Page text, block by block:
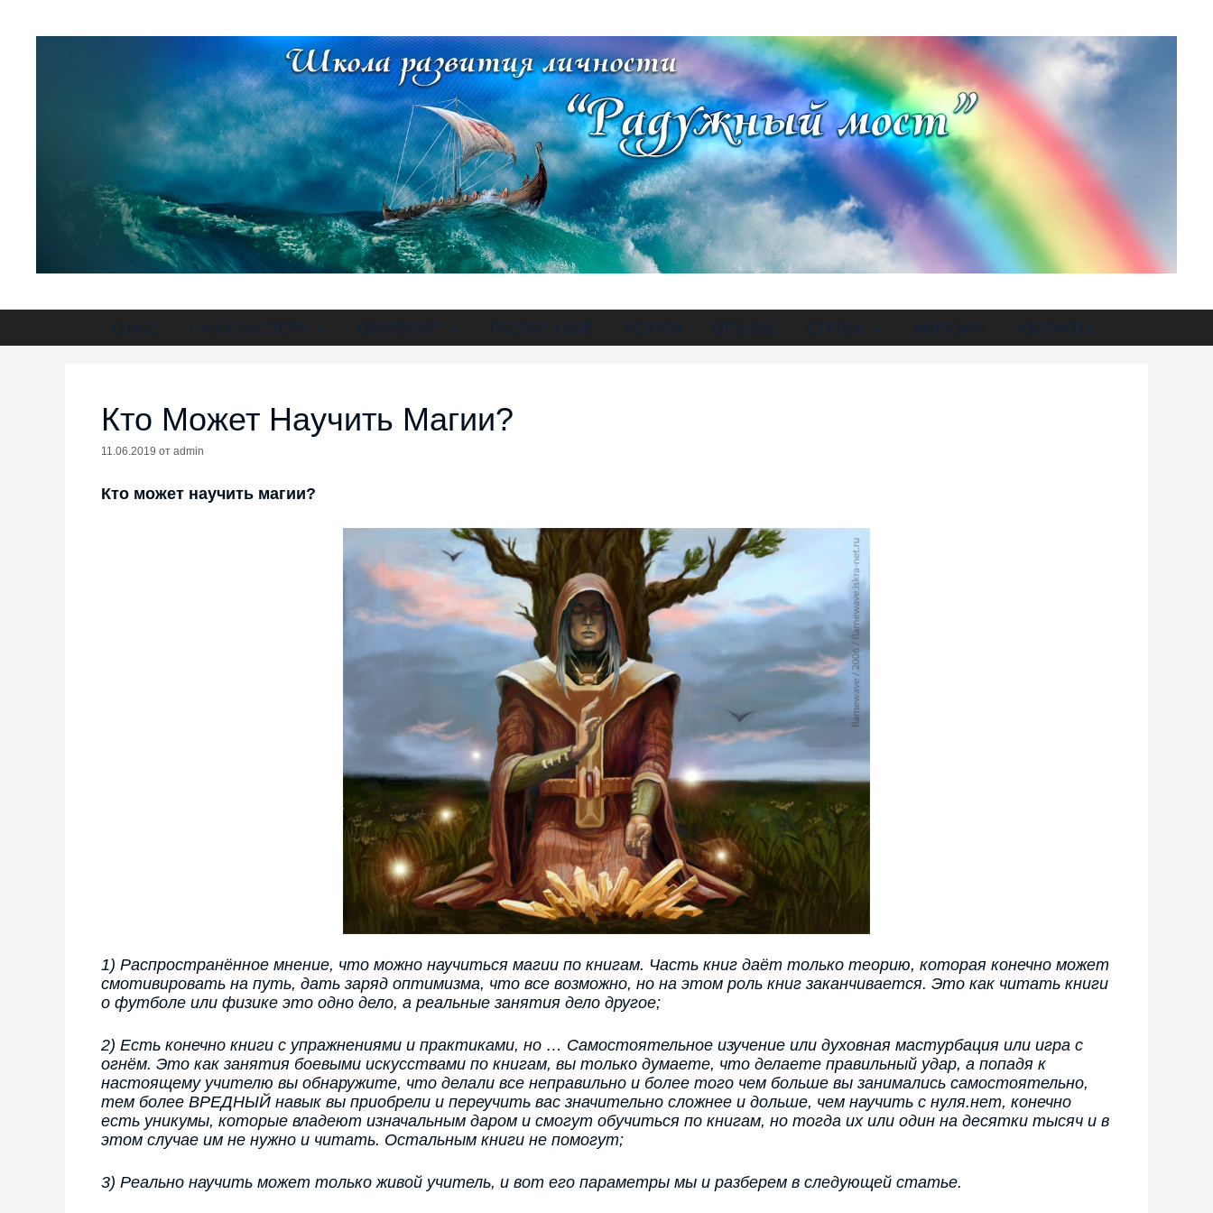
О НАС НАШИ МАСТЕРА ОБУЧЕНИЕ РАСПИСАНИЕ УСЛУГИ ОТЗЫВЫ СТАТЬИ МАГАЗИН КОНТАКТЫ
Кто Может Научить Магии?
11.06.2019 от admin
Кто может научить магии?
1) Распространённое мнение, что можно научиться магии по книгам. Часть книг даёт только теорию, которая конечно может
смотивировать на путь, дать заряд оптимизма, что все возможно, но на этом роль книг заканчивается. Это как читать книги
о футболе или физике это одно дело, а реальные занятия дело другое;
2) Есть конечно книги с упражнениями и практиками, но … Самостоятельное изучение или духовная мастурбация или игра с
огнём. Это как занятия боевыми искусствами по книгам, вы только думаете, что делаете правильный удар, а попадя к
настоящему учителю вы обнаружите, что делали все неправильно и более того чем больше вы занимались самостоятельно,
тем более ВРЕДНЫЙ навык вы приобрели и переучить вас значительно сложнее и дольше, чем научить с нуля.нет, конечно
есть уникумы, которые владеют изначальным даром и смогут обучиться по книгам, но тогда их или один на десятки тысяч и в
этом случае им не нужно и читать. Остальным книги не помогут;
3) Реально научить может только живой учитель, и вот его параметры мы и разберем в следующей статье.